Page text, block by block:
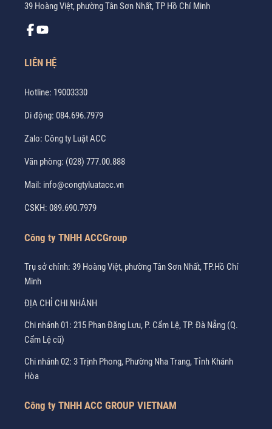
39 Hoàng Việt, phường Tân Sơn Nhất, TP Hồ Chí Minh
LIÊN HỆ
Hotline: 19003330
Di động: 084.696.7979
Zalo: Công ty Luật ACC
Văn phòng: (028) 777.00.888
Mail: info@congtyluatacc.vn
CSKH: 089.690.7979
Công ty TNHH ACCGroup
Trụ sở chính: 39 Hoàng Việt, phường Tân Sơn Nhất, TP.Hồ Chí
Minh
ĐỊA CHỈ CHI NHÁNH
Chi nhánh 01: 215 Phan Đăng Lưu, P. Cẩm Lệ, TP. Đà Nẵng (Q.
Cẩm Lệ cũ)
Chi nhánh 02: 3 Trịnh Phong, Phường Nha Trang, Tỉnh Khánh
Hòa
Công ty TNHH ACC GROUP VIETNAM